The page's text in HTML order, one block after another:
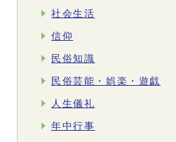
社会生活
信仰
民俗知識
民俗芸能・娯楽・遊戯
人生儀礼
年中行事